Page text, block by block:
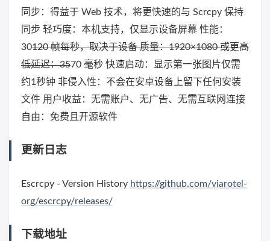
同步：得益于 Web 技术，将更快速的与 Scrcpy 保持
同步 轻巧度：本机支持，仅显示设备屏幕 性能：
30120 帧每秒，取决于设备 质量：1920×1080 或更高
低延迟：3570 毫秒 快速启动：显示第一张图片仅需
约1秒钟 非侵入性：不会在安卓设备上留下任何安装
文件 用户收益：无需账户、无广告、无需互联网连接
自由：免费且开源软件
更新日志
Escrcpy - Version History https://github.com/viarotel-
org/escrcpy/releases/
下载地址